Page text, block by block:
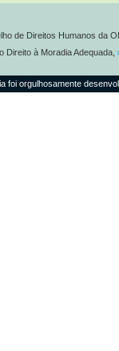
de Direitos Humanos da
Direito à Moradia Adequada,
foi orgulhosamente